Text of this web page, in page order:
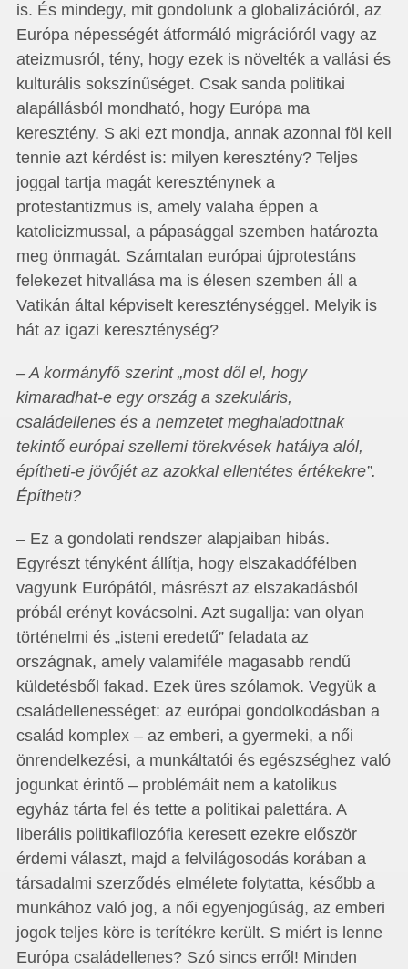
is. És mindegy, mit gondolunk a globalizációról, az
Európa népességét át­­for­­máló migrációról vagy az
ateizmusról, tény, hogy ezek is növelték a vallási és
kulturális sokszínűséget. Csak sanda politikai
alapállásból mondható, hogy Európa ma
keresztény. S aki ezt mondja, annak azonnal föl kell
tennie azt kérdést is: milyen keresztény? Teljes
joggal tartja ma­­gát kereszténynek a
protestantizmus is, amely valaha éppen a
katolicizmussal, a pápasággal szemben határozta
meg ön­­ma­­gát. Számtalan európai újprotestáns
felekezet hitvallása ma is élesen szemben áll a
Vatikán által képviselt kereszténységgel. Melyik is
hát az igazi kereszténység?
– A kormányfő szerint „most dől el, hogy
kimaradhat-e egy ország a szekuláris,
családellenes és a nemzetet meghaladottnak
tekintő európai szellemi törekvések hatálya alól,
építheti-e jövőjét az azokkal ellentétes értékekre”.
Építheti?
– Ez a gondolati rendszer alapjaiban hibás.
Egyrészt tényként állítja, hogy elszakadófélben
vagyunk Európától, másrészt az elszakadásból
próbál erényt kovácsolni. Azt sugallja: van olyan
történelmi és „isteni eredetű” feladata az
országnak, amely valamiféle magasabb rendű
küldetésből fakad. Ezek üres szólamok. Vegyük a
családellenességet: az európai gondolkodásban a
család komplex – az emberi, a gyermeki, a női
önrendelkezési, a munkáltatói és egészséghez való
jogunkat érintő – problémáit nem a katolikus
egyház tárta fel és tette a politikai palettára. A
liberális politikafilozófia keresett ezekre először
érdemi választ, majd a felvilágosodás korában a
társadalmi szerződés elmélete folytatta, később a
munkához való jog, a női egyenjogúság, az emberi
jogok teljes köre is terítékre került. S miért is lenne
Európa családellenes? Szó sincs erről! Minden